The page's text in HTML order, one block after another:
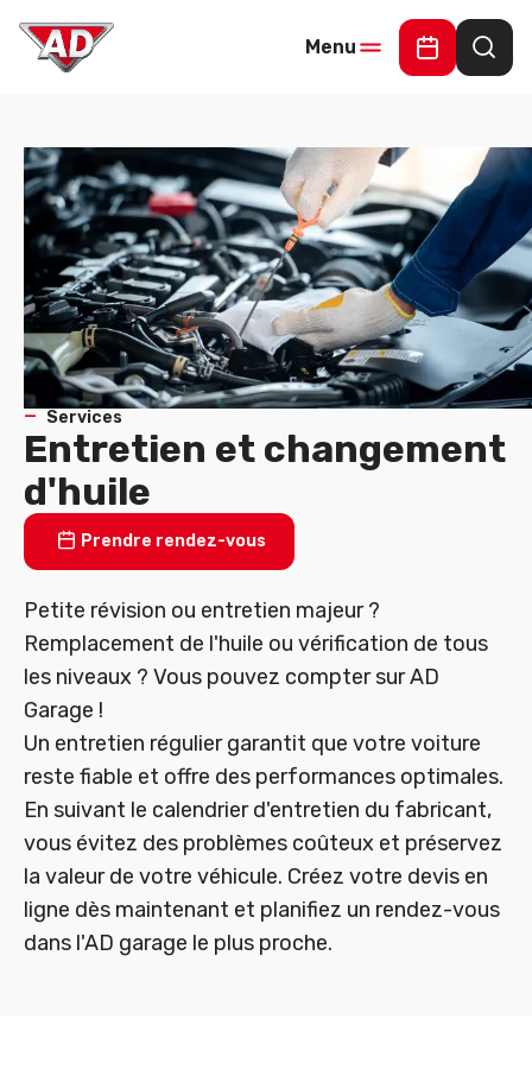
Menu
Demander
Services
Entretien et changement
d'huile
Prendre rendez-vous
Petite révision ou entretien majeur ?
Remplacement de l'huile ou vérification de tous
les niveaux ? Vous pouvez compter sur AD
Garage !
Un entretien régulier garantit que votre voiture
reste fiable et offre des performances optimales.
En suivant le calendrier d'entretien du fabricant,
vous évitez des problèmes coûteux et préservez
la valeur de votre véhicule. Créez votre devis en
ligne dès maintenant et planifiez un rendez-vous
dans l'AD garage le plus proche.